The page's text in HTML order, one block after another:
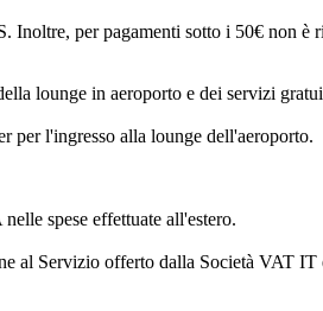
Inoltre, per pagamenti sotto i 50€ non è
lounge in aeroporto e dei servizi
per l'ingresso alla lounge dell'aeroporto.
spese effettuate all'estero.
al Servizio offerto dalla Società VAT IT